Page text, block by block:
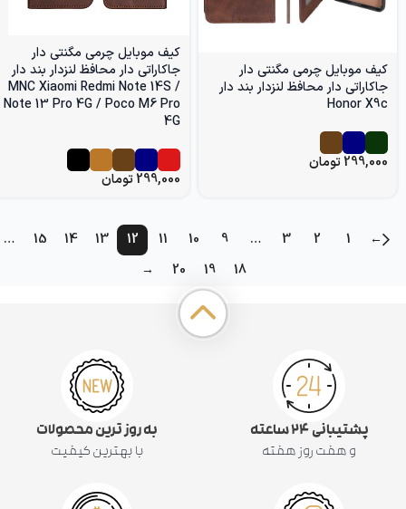
کیف موبایل چرمی مگنتی دار
جاکاراتی دار محافظ لنزدار بند دار
Honor X9c
299,000تومان
کیف موبایل چرمی مگنتی دار
جاکاراتی دار محافظ لنزدار بند دار
MNC Xiaomi Redmi Note 14S /
Note 13 Pro 4G / Poco M6 Pro
4G
299,000تومان
←
1
2
3
…
9
10
11
12
13
14
15
…
18
19
20
→
پشتیبانی ۲۴ ساعته
و هفت روز هفته
به روز ترین محصولات
با بهترین کیفیت